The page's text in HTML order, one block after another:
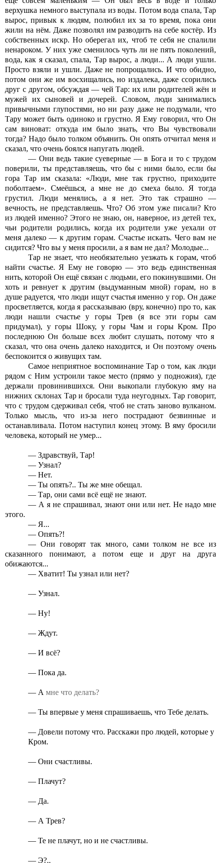
верхушка немного выступала из воды. Потом вода спала, Тар
вырос, привык к людям, полюбил их за то время, пока они
жили на нём. Даже позволял им разводить на себе костёр. Из
собственных искр. Но оберегал их, чтоб те себя не спалили
ненароком. У них уже сменилось чуть ли не пять поколений,
вода, как я сказал, спала, Тар вырос, а люди... А люди ушли.
Просто взяли и ушли. Даже не попрощались. И что обидно,
потом они же им восхищались, но издалека, даже ссорились
друг с другом, обсуждая — чей Тар: их или родителей жён и
мужей их сыновей и дочерей. Словом, люди занимались
привычными глупостями, но ни разу даже не подумали, что
Тару может быть одиноко и грустно. Я Ему говорил, что Он
сам виноват: откуда им было знать, что Вы чувствовали
тогда? Надо было толком объянить. Он опять отчитал меня и
сказал, что очень боялся напугать людей.
— Они ведь такие суеверные — в Бога и то с трудом
поверили, ты представляешь, что бы с ними было, если бы
гора Тар им сказала: «Люди, мне так грустно, приходите
поболтаем». Смеёшься, а мне не до смеха было. Я тогда
грустил. Люди менялись, а я нет. Это так страшно —
вечность, не представляешь. Что? Об этом уже писали? Кто
из людей именно? Этого не знаю, он, наверное, из детей тех,
чьи родители родились, когда их родители уже уехали от
меня далеко — к другим горам. Счастье искать. Чего вам не
сидится? Что вы у меня просили, а я вам не дал? Молодые...
Тар не знает, что необязательно уезжать к горам, чтоб
найти счастье. Я Ему не говорю — это ведь единственная
нить, которой Он ещё связан с людьми, его покинувшими. Он
хоть и ревнует к другим (выдуманным мной) горам, но в
душе радуется, что люди ищут счастья именно у гор. Он даже
просветляется, когда я рассказываю (вру, конечно) про то, как
люди нашли счастье у горы Трев (я все эти горы сам
придумал), у горы Шоку, у горы Чам и горы Кром. Про
последнюю Он больше всех любит слушать, потому что я
сказал, что она очень далеко находится, и Он поэтому очень
беспокоится о живущих там.
Самое неприятное воспоминание Тар о том, как люди
рядом с Ним устроили такое место (прямо у подножия), где
держали провинившихся. Они выкопали глубокую яму на
нижних склонах Тар и бросали туда неугодных. Тар говорит,
что с трудом сдерживал себя, чтоб не стать заново вулканом.
Только мысль, что из-за него пострадают безвинные и
останавливала. Потом наступил конец этому. В яму бросили
человека, который не умер...
— Здравствуй, Тар!
— Узнал?
— Нет.
— Ты опять?.. Ты же мне обещал.
— Тар, они сами всё ещё не знают.
— А я не спрашивал, знают они или нет. Не надо мне
этого.
— Я...
— Опять?!
— Они говорят так много, сами толком не все из
сказанного понимают, а потом еще и друг на друга
обижаются...
— Хватит! Ты узнал или нет?
— Узнал.
— Ну!
— Ждут.
— И всё?
— Пока да.
— Амнечто делать?
— Ты впервые у меня спрашиваешь, что Тебе делать.
— Довели потому что. Расскажи про людей, которые у
Кром.
— Они счастливы.
— Плачут?
— Да.
— А Трев?
— Те не плачут, но и не счастливы.
— Э?..